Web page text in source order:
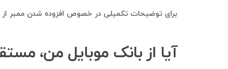
برای توضیحات تکمیلی در خصوص افزوده شدن ممبر از
آیا از بانک موبایل من،